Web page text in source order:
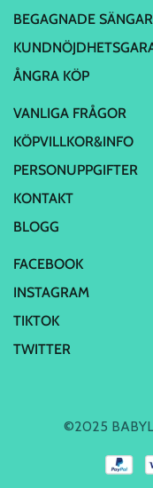
BEGAGNADE
ÅNGRA KÖP
VANLIGA FRÅGOR
KÖPVILLKOR&INFO
PERSONUPPGIFTER
KONTAKT
BLOGG
FACEBOOK
INSTAGRAM
TIKTOK
TWITTER
©2025